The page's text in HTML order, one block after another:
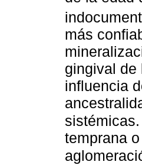
más
gingival de
influencia
sistémicas.
temprana